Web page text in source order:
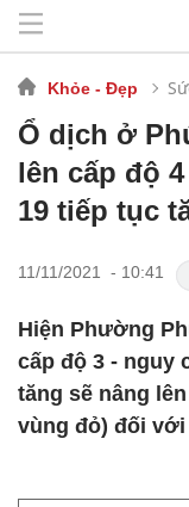
Khỏe - Đẹp
Ổ dịch ở
lên cấp độ
19 tiếp tục
11/11/2021 - 10:41
Hiện Phường
cấp độ 3 - nguy
tăng sẽ nâng
vùng đỏ) đối